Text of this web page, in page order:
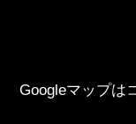
Googleマップは